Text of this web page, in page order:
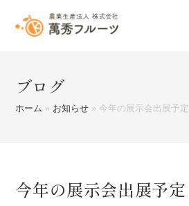
ブログ
ホーム » お知らせ » 今年の展示会出展予定
今年の展示会出展予定